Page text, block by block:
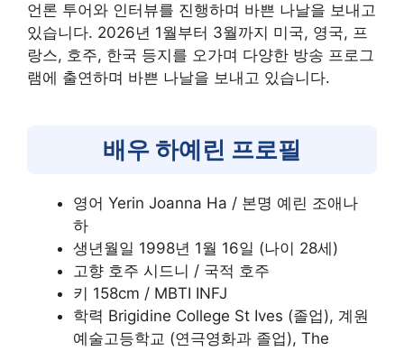
언론 투어와 인터뷰를 진행하며 바쁜 나날을 보내고
있습니다. 2026년 1월부터 3월까지 미국, 영국, 프
랑스, 호주, 한국 등지를 오가며 다양한 방송 프로그
램에 출연하며 바쁜 나날을 보내고 있습니다.
배우 하예린 프로필
영어 Yerin Joanna Ha / 본명 예린 조애나
하
생년월일 1998년 1월 16일 (나이 28세)
고향 호주 시드니 / 국적 호주
키 158cm / MBTI INFJ
학력 Brigidine College St Ives (졸업), 계원
예술고등학교 (연극영화과 졸업), The